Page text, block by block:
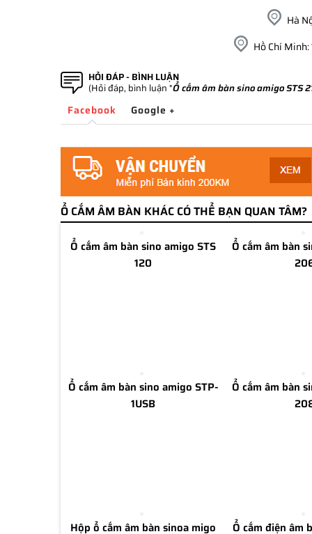
Hà
Hồ Chí Minh:
HỎI ĐÁP - BÌNH LUẬN
(Hỏi đáp, bình luận "Ổ cắm âm bàn sino amigo STS
Facebook Google +
Ổ CẮM ÂM BÀN KHÁC CÓ THỂ BẠN QUAN TÂM?
Ổ cắm âm bàn sino amigo STS
120
Ổ cắm âm bàn
Ổ cắm âm bàn sino amigo STP-
1USB
Ổ cắm âm bàn
Hộp ổ cắm âm bàn sinoa migo
Ổ cắm điện âm